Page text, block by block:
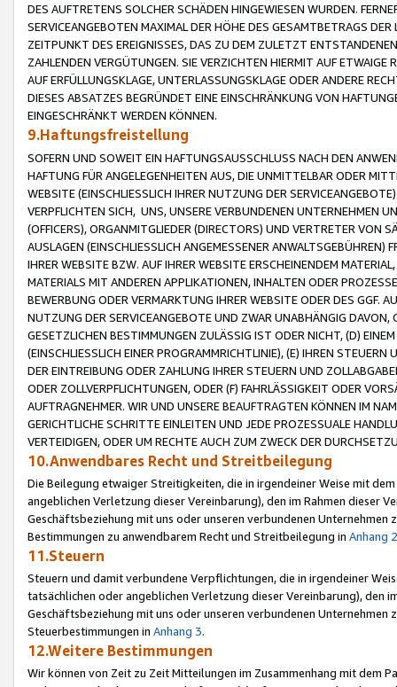
DES AUFTRETENS SOLCHER SCHÄDEN HINGEWIESEN WURDEN.
SERVICEANGEBOTEN MAXIMAL DER HÖHE DES GESAMTBETRAGS
ZEITPUNKT DES EREIGNISSES, DAS ZU DEM ZULETZT
ZAHLENDEN VERGÜTUNGEN. SIE VERZICHTEN HIERMIT AUF
AUF ERFÜLLUNGSKLAGE, UNTERLASSUNGSKLAGE ODER ANDERE
DIESES ABSATZES BEGRÜNDET EINE EINSCHRÄNKUNG VON
EINGESCHRÄNKT WERDEN KÖNNEN.
9.Haftungsfreistellung
SOFERN UND SOWEIT EIN HAFTUNGSAUSSCHLUSS NACH DEN
HAFTUNG FÜR ANGELEGENHEITEN AUS, DIE UNMITTELBAR ODER
WEBSITE (EINSCHLIESSLICH IHRER NUTZUNG DER
VERPFLICHTEN SICH, UNS, UNSERE VERBUNDENEN UNTERNEHMEN
(OFFICERS), ORGANMITGLIEDER (DIRECTORS) UND VERTRETER VON
AUSLAGEN (EINSCHLIESSLICH ANGEMESSENER
IHRER WEBSITE BZW. AUF IHRER WEBSITE ERSCHEINENDEM
MATERIALS MIT ANDEREN APPLIKATIONEN, INHALTEN ODER
BEWERBUNG ODER VERMARKTUNG IHRER WEBSITE ODER DES GGF.
NUTZUNG DER SERVICEANGEBOTE UND ZWAR UNABHÄNGIG
GESETZLICHEN BESTIMMUNGEN ZULÄSSIG IST ODER NICHT, (D)
(EINSCHLIESSLICH EINER PROGRAMMRICHTLINIE), (E) IHREN
DER EINTREIBUNG ODER ZAHLUNG IHRER STEUERN UND
ODER ZOLLVERPFLICHTUNGEN, ODER (F) FAHRLÄSSIGKEIT ODER
AUFTRAGNEHMER. WIR UND UNSERE BEAUFTRAGTEN KÖNNEN IM
GERICHTLICHE SCHRITTE EINLEITEN UND JEDE PROZESSUALE
VERTEIDIGEN, ODER UM RECHTE AUCH ZUM ZWECK DER
10.Anwendbares Recht und Streitbeilegung
Die Beilegung etwaiger Streitigkeiten, die in irgendeiner Weise mit
angeblichen Verletzung dieser Vereinbarung), den im Rahmen dieser
Geschäftsbeziehung mit uns oder unseren verbundenen
Bestimmungen zu anwendbarem Recht und Streitbeilegung in Anhang 2
11.Steuern
Steuern und damit verbundene Verpflichtungen, die in irgendeiner
tatsächlichen oder angeblichen Verletzung dieser Vereinbarung), den
Geschäftsbeziehung mit uns oder unseren verbundenen
Steuerbestimmungen in Anhang 3.
12.Weitere Bestimmungen
Wir können von Zeit zu Zeit Mitteilungen im Zusammenhang mit dem